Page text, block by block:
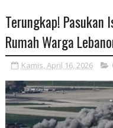
Terungkap! Pasukan
Rumah Warga
Kamis, April 16, 2026